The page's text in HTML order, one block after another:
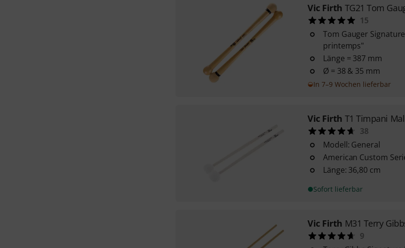
Vic Firth TG21 Tom
15
Tom Gauger
printemps"
Länge = 387 mm
Ø = 38 & 35 mm
In 7–9 Wochen lieferbar
Vic Firth T1 Timpani
38
Modell: General
American Custom
Länge: 36,80 cm
Sofort lieferbar
Vic Firth M31 Terry
9